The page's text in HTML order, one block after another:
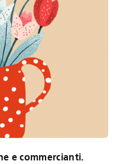
e commercianti.